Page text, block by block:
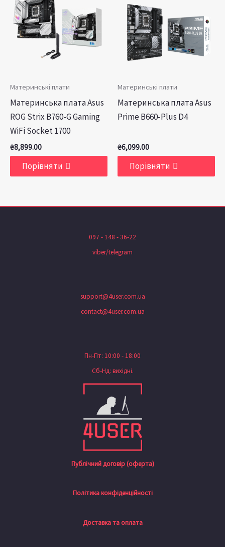
Материнські плати
Материнська плата Asus
ROG Strix B760-G Gaming
WiFi Socket 1700
₴8,899.00
Порівняти
Материнські плати
Материнська плата Asus
Prime B660-Plus D4
₴6,099.00
Порівняти
097 - 148 - 36-22
viber/telegram
support@4user.com.ua
contact@4user.com.ua
Пн-Пт: 10:00 - 18:00
Сб-Нд: вихідні.
Публічний договір (оферта)
Політика конфіденційності
Доставка та оплата